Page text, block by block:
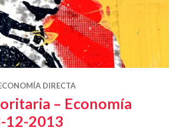
DIRECTA
– Economía
12-2013